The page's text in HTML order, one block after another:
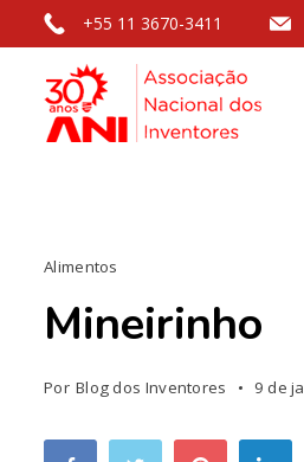
+55 11 3670-3411
Alimentos
Mineirinho
Por Blog dos Inventores 9 de